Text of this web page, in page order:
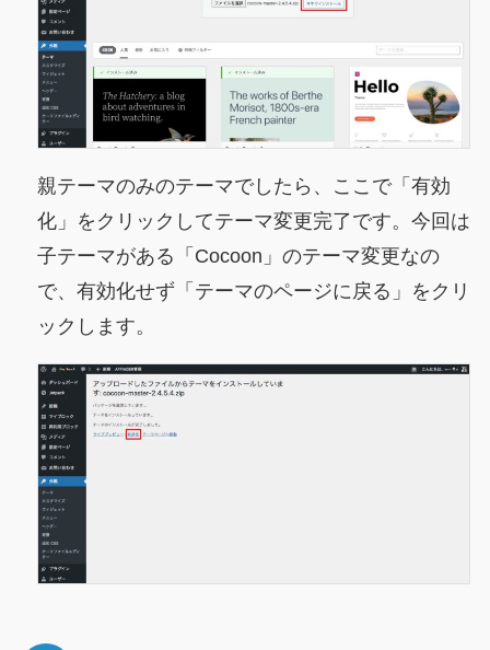
親テーマのみのテーマでしたら、ここで「有効
化」をクリックしてテーマ変更完了です。今回は
子テーマがある「Cocoon」のテーマ変更なの
で、有効化せず「テーマのページに戻る」をクリ
ックします。